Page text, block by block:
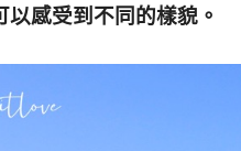
感受到不同的樣貌。